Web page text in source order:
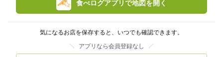
食べログアプリで地図を開く
気になるお店を保存すると、いつでも確認できます。
アプリなら会員登録なし